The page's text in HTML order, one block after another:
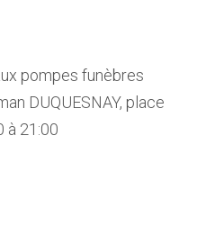
pompes funèbres
DUQUESNAY, place
à 21:00